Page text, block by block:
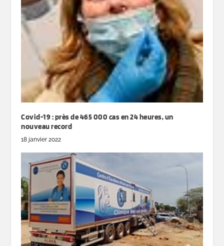
Covid-19 : près de 465 000 cas en 24 heures, un
nouveau record
18 janvier 2022